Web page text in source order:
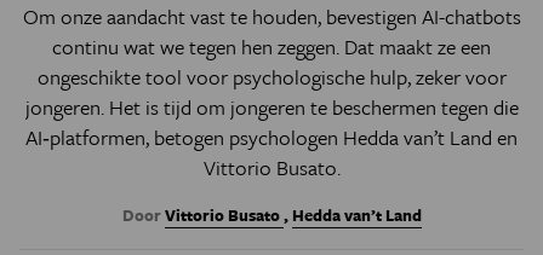
Om onze aandacht vast te houden, bevestigen AI-chatbots
continu wat we tegen hen zeggen. Dat maakt ze een
ongeschikte tool voor psychologische hulp, zeker voor
jongeren. Het is tijd om jongeren te beschermen tegen die
AI‑platformen, betogen psychologen Hedda van’t Land en
Vittorio Busato.
DoorVittorio Busato, Hedda van’t Land